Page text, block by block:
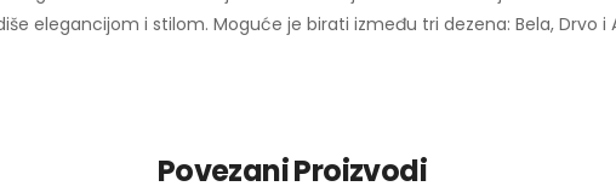
elegancijom i stilom. Moguće je birati između tri dezena: Bela, Drvo i
Povezani Proizvodi